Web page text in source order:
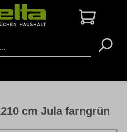
cm Jula farngrün